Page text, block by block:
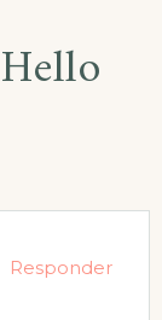
Hello
Responder